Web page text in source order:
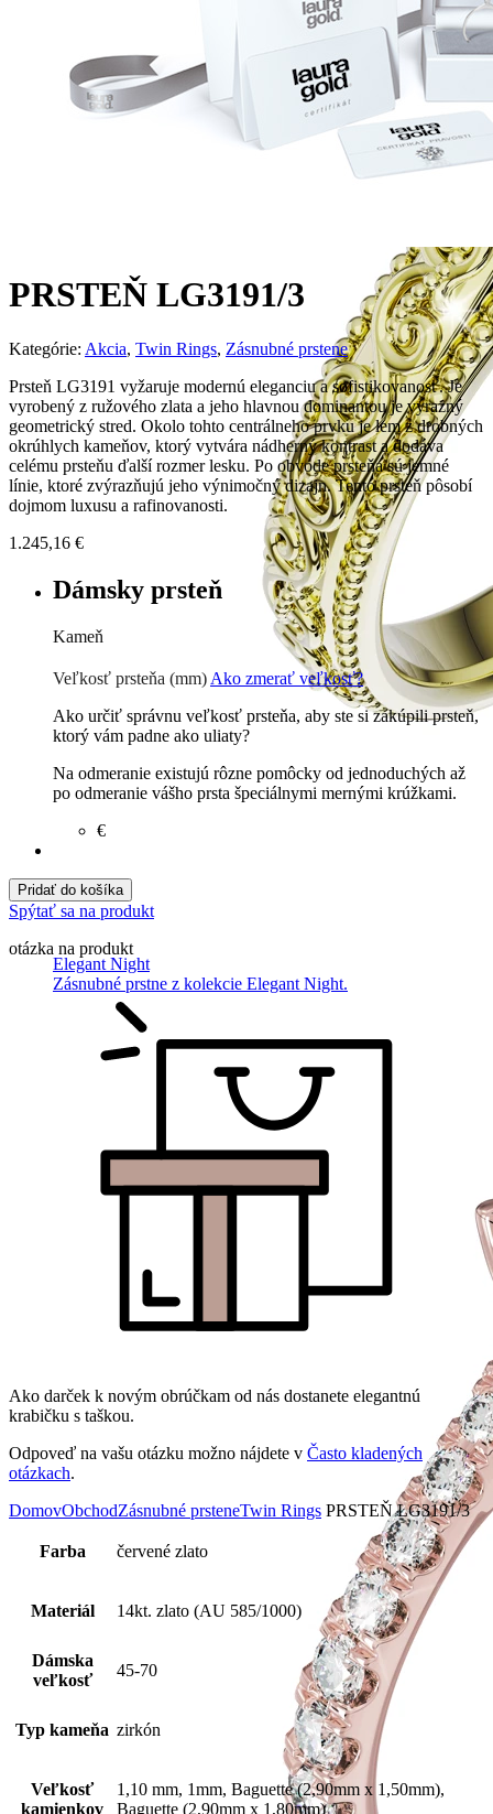
Elegant Night
Zásnubné prstne z kolekcie Elegant Night.
PRSTEŇ LG3191/3
Kategórie: Akcia, Twin Rings, Zásnubné prstene
Prsteň LG3191 vyžaruje modernú eleganciu a sofistikovanosť. Je
vyrobený z ružového zlata a jeho hlavnou dominantou je výrazný
geometrický stred. Okolo tohto centrálneho prvku je lem z drobných
okrúhlych kameňov, ktorý vytvára nádherný kontrast a dodáva
celému prsteňu ďalší rozmer lesku. Po obvode prsteňa sú jemné
línie, ktoré zvýrazňujú jeho výnimočný dizajn. Tento prsteň pôsobí
dojmom luxusu a rafinovanosti.
1.245,16 €
Dámsky prsteň
Kameň
Prírodné kamene
Veľkosť prsteňa (mm) Ako zmerať veľkosť?
Ako určiť správnu veľkosť prsteňa, aby ste si zakúpili prsteň,
ktorý vám padne ako uliaty?
Na odmeranie existujú rôzne pomôcky od jednoduchých až
po odmeranie vášho prsta špeciálnymi mernými krúžkami.
€
Pridať do košíka
Spýtať sa na produkt
otázka na produkt
Ako darček k novým obrúčkam od nás dostanete elegantnú
krabičku s taškou.
Odpoveď na vašu otázku možno nájdete v Často kladených
otázkach.
DomovObchodZásnubné prsteneTwin Rings PRSTEŇ LG3191/3
Farba červené zlato
Materiál 14kt. zlato (AU 585/1000)
Dámska
veľkosť
45-70
Typ kameňa zirkón
Veľkosť
kamienkov
1,10 mm, 1mm, Baguette (2,90mm x 1,50mm),
Baguette (2,90mm x 1,80mm)